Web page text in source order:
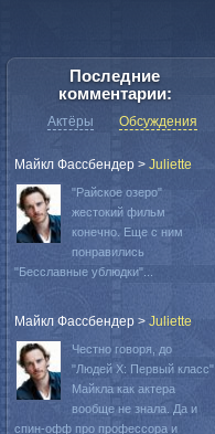
Последние
комментарии:
Актёры Обсуждения
Майкл Фассбендер > Juliette
"Райское озеро"
жестокий фильм
конечно. Еще с ним
понравились
"Бесславные ублюдки"...
Майкл Фассбендер > Juliette
Честно говоря, до
"Людей Х: Первый класс"
Майкла как актера
вообще не знала. Да и
спин-офф про профессора и